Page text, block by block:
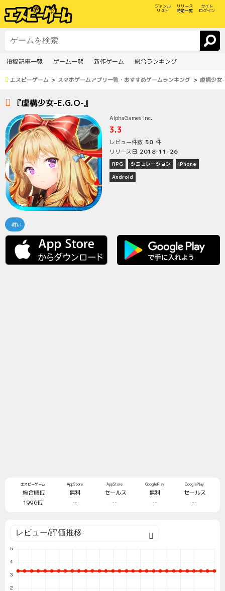
ジャンル
リスト
リリース
時期一覧
サイト
ログイン
投稿記事一覧 ゲーム一覧 新作ゲーム 総合ランキング
エスピーゲーム スマホゲームアプリ一覧・おすすめゲームランキング 虚構少女
『虚構少女-E.G.O-』
AlphaGames Inc.
3.3
レビュー件数 50 件
リリース日 2018-11-26
RPG シミュレーション
iPhone
Android
戦い
エスピーゲーム
総合順位
1996位
AppStore
無料
--
AppStore
セールス
--
GooglePlay
無料
--
GooglePlay
セールス
--